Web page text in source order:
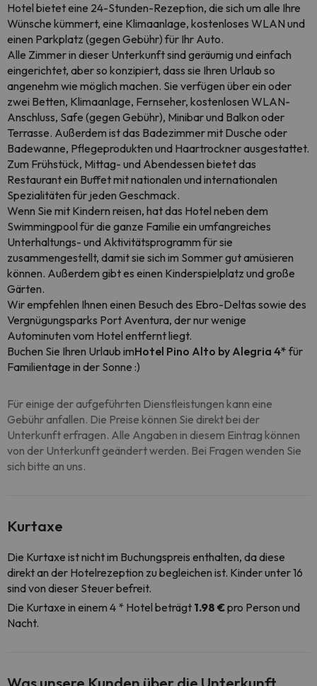
Hotel bietet eine 24-Stunden-Rezeption, die sich um alle Ihre
Wünsche kümmert, eine Klimaanlage, kostenloses WLAN und
einen Parkplatz (gegen Gebühr) für Ihr Auto.
Alle Zimmer in dieser Unterkunft sind geräumig und einfach
eingerichtet, aber so konzipiert, dass sie Ihren Urlaub so
angenehm wie möglich machen. Sie verfügen über ein oder
zwei Betten, Klimaanlage, Fernseher, kostenlosen WLAN-
Anschluss, Safe (gegen Gebühr), Minibar und Balkon oder
Terrasse. Außerdem ist das Badezimmer mit Dusche oder
Badewanne, Pflegeprodukten und Haartrockner ausgestattet.
Zum Frühstück, Mittag- und Abendessen bietet das
Restaurant ein Buffet mit nationalen und internationalen
Spezialitäten für jeden Geschmack.
Wenn Sie mit Kindern reisen, hat das Hotel neben dem
Swimmingpool für die ganze Familie ein umfangreiches
Unterhaltungs- und Aktivitätsprogramm für sie
zusammengestellt, damit sie sich im Sommer gut amüsieren
können. Außerdem gibt es einen Kinderspielplatz und große
Gärten.
Wir empfehlen Ihnen einen Besuch des Ebro-Deltas sowie des
Vergnügungsparks Port Aventura, der nur wenige
Autominuten vom Hotel entfernt liegt.
Buchen Sie Ihren Urlaub imHotel Pino Alto by Alegria 4*für
Familientage in der Sonne :)
Für einige der aufgeführten Dienstleistungen kann eine
Gebühr anfallen. Die Preise können Sie direkt bei der
Unterkunft erfragen. Alle Angaben in diesem Eintrag können
von der Unterkunft geändert werden. Bei Fragen wenden Sie
sich bitte an uns.
Kurtaxe
Die Kurtaxe ist nicht im Buchungspreis enthalten, da diese
direkt an der Hotelrezeption zu begleichen ist. Kinder unter 16
sind von dieser Steuer befreit.
Die Kurtaxe in einem 4 * Hotel beträgt 1.98 €pro Person und
Nacht.